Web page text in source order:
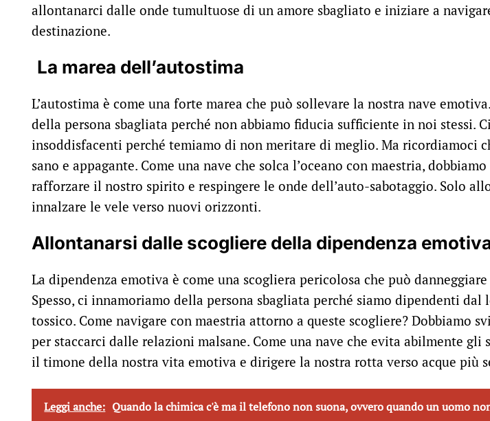
allontanarci dalle onde tumultuose di un amore sbagliato e iniziare a
destinazione.
La marea dell’autostima
L’autostima è come una forte marea che può sollevare la nostra nave
della persona sbagliata perché non abbiamo fiducia sufficiente in noi stessi.
insoddisfacenti perché temiamo di non meritare di meglio. Ma ricordiamoci
sano e appagante. Come una nave che solca l’oceano con maestria,
rafforzare il nostro spirito e respingere le onde dell’auto-sabotaggio. Solo
innalzare le vele verso nuovi orizzonti.
Allontanarsi dalle scogliere della dipendenza
La dipendenza emotiva è come una scogliera pericolosa che può
Spesso, ci innamoriamo della persona sbagliata perché siamo dipendenti dal
tossico. Come navigare con maestria attorno a queste scogliere? Dobbiamo
per staccarci dalle relazioni malsane. Come una nave che evita abilmente gli
il timone della nostra vita emotiva e dirigere la nostra rotta verso acque più
Leggi anche: Quando la chimica c'è ma il telefono non suona, ovvero quando un uomo